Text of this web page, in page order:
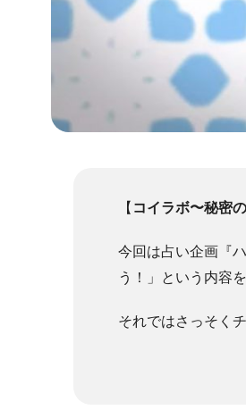
【 コイラボ〜秘密
今回は占い企画『
う！」という内容
それではさっそく